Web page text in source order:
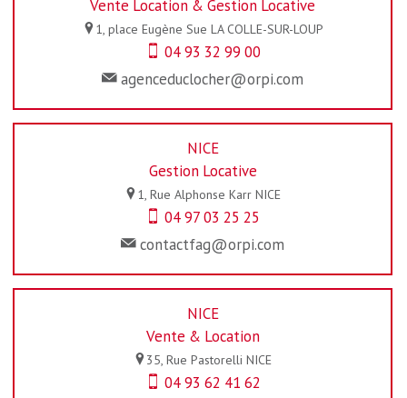
Vente Location & Gestion Locative
1, place Eugène Sue LA COLLE-SUR-LOUP
04 93 32 99 00
agenceduclocher@orpi.com
NICE
Gestion Locative
1, Rue Alphonse Karr NICE
04 97 03 25 25
contactfag@orpi.com
NICE
Vente & Location
35, Rue Pastorelli NICE
04 93 62 41 62